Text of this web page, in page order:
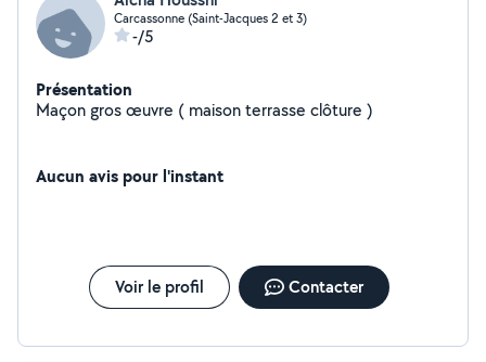
Carcassonne (Saint-Jacques 2 et 3)
-/5
Présentation
Maçon gros œuvre ( maison terrasse clôture )
Aucun avis pour l'instant
Voir le profil Contacter